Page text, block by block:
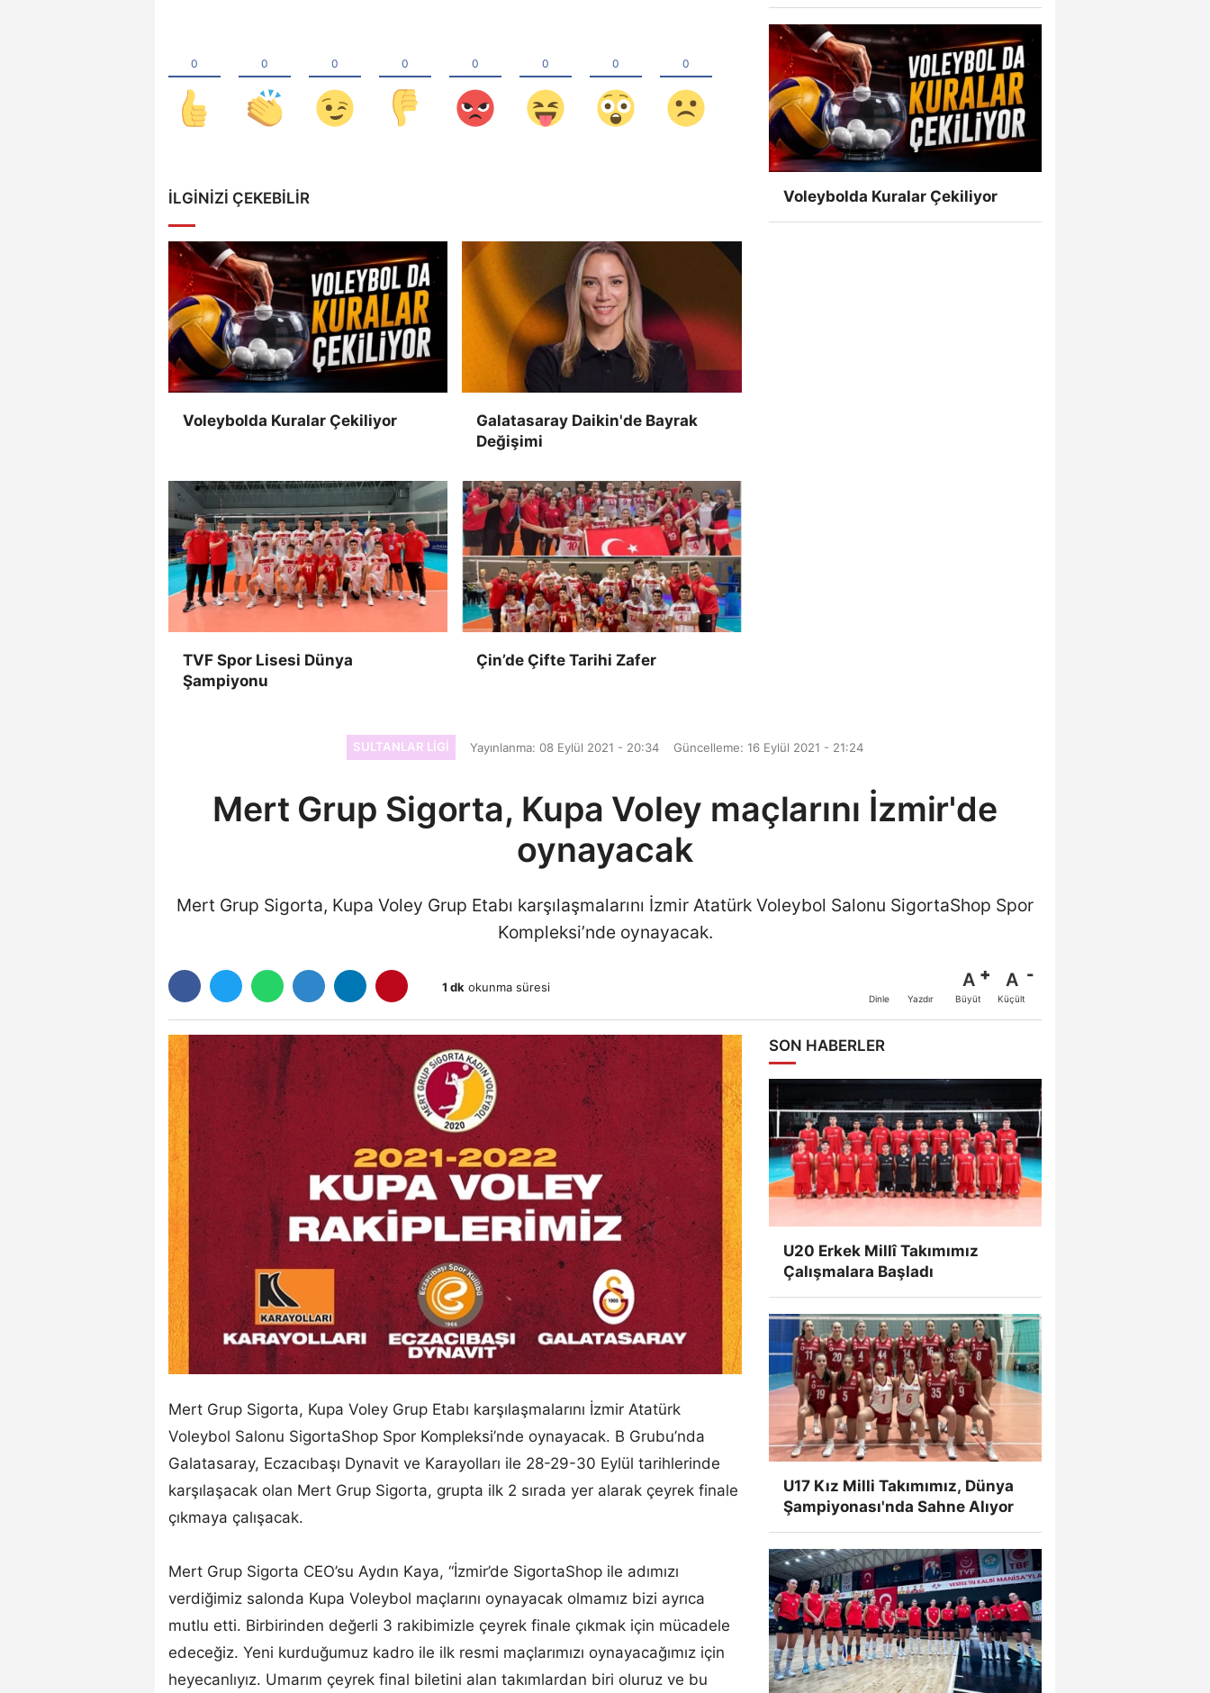
İLGINIZI ÇEKEBILIR
Voleybolda Kuralar Çekiliyor
Galatasaray Daikin'de Bayrak
Değişimi
TVF Spor Lisesi Dünya
Şampiyonu
Çin’de Çifte Tarihi Zafer
Voleybolda Kuralar Çekiliyor
SULTANLAR LIGI Yayınlanma: 08 Eylül 2021 - 20:34 Güncelleme: 16 Eylül 2021 - 21:24
Mert Grup Sigorta, Kupa Voley maçlarını İzmir'de
oynayacak
Mert Grup Sigorta, Kupa Voley Grup Etabı karşılaşmalarını İzmir Atatürk Voleybol Salonu SigortaShop Spor
Kompleksi’nde oynayacak.
1 dk okunma süresi
Dinle Yazdır
A
Büyüt
A
Küçült
Mert Grup Sigorta, Kupa Voley Grup Etabı karşılaşmalarını İzmir Atatürk
Voleybol Salonu SigortaShop Spor Kompleksi’nde oynayacak. B Grubu’nda
Galatasaray, Eczacıbaşı Dynavit ve Karayolları ile 28-29-30 Eylül tarihlerinde
karşılaşacak olan Mert Grup Sigorta, grupta ilk 2 sırada yer alarak çeyrek finale
çıkmaya çalışacak.
Mert Grup Sigorta CEO’su Aydın Kaya, “İzmir’de SigortaShop ile adımızı
verdiğimiz salonda Kupa Voleybol maçlarını oynayacak olmamız bizi ayrıca
mutlu etti. Birbirinden değerli 3 rakibimizle çeyrek finale çıkmak için mücadele
edeceğiz. Yeni kurduğumuz kadro ile ilk resmi maçlarımızı oynayacağımız için
heyecanlıyız. Umarım çeyrek final biletini alan takımlardan biri oluruz ve bu
SON HABERLER
U20 Erkek Millî Takımımız
Çalışmalara Başladı
U17 Kız Milli Takımımız, Dünya
Şampiyonası'nda Sahne Alıyor